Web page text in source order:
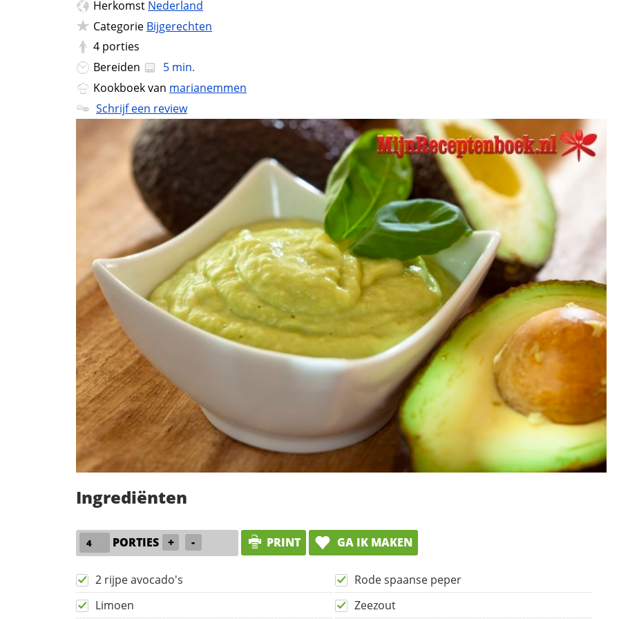
Herkomst Nederland
Categorie Bijgerechten
4 porties
Bereiden
5 min.
Kookboek van marianemmen
Schrijf een review
Ingrediënten
PORTIES + - PRINT GA IK MAKEN
2 rijpe avocado's
Rode spaanse peper
Limoen
Zeezout